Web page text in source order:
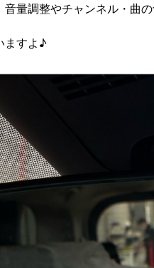
音量調整やチャンネル・曲
ますよ♪